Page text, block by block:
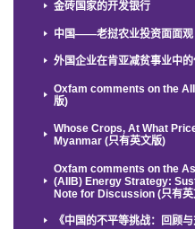
金砖国家的开发银行
中国——老挝农业投资面面
外国企业在肯亚减贫事业中
Oxfam comments on the
版)
Whose Crops, At What
Myanmar (只有英文版)
Oxfam comments on the
(AIIB) Energy Strategy:
Note for Discussion (只有英
《中国的不平等挑战：回顾